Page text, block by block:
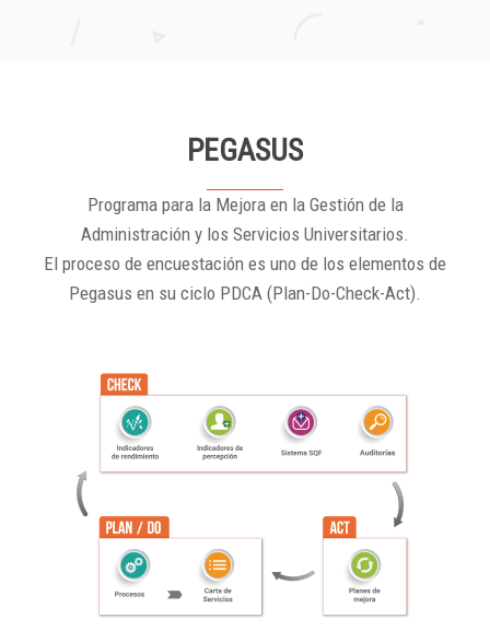
PEGASUS
Programa para la Mejora en la Gestión de la
Administración y los Servicios Universitarios.
El proceso de encuestación es uno de los elementos de
Pegasus en su ciclo PDCA (Plan-Do-Check-Act).